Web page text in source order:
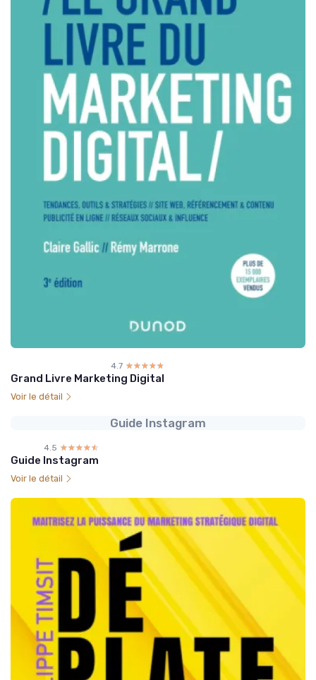
4.7 ☆☆☆☆☆
★★★★★
Grand Livre Marketing Digital
Voir le détail
Guide Instagram
4.5 ☆☆☆☆☆
★★★★★
Guide Instagram
Voir le détail